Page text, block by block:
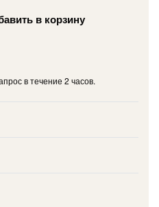
в корзину
в течение 2 часов.